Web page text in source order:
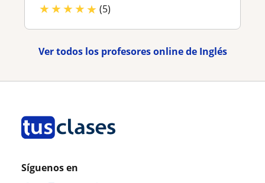
★★★★★ (5)
Ver todos los profesores online de Inglés
Síguenos en